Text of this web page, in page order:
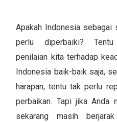
Apakah Indonesia sebagai
perlu diperbaiki? Tentu
penilaian kita terhadap
Indonesia baik-baik saja,
harapan, tentu tak perlu
perbaikan. Tapi jika Anda
sekarang masih